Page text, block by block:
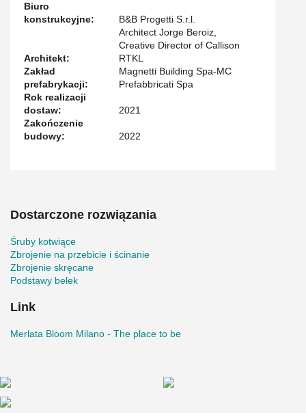
Biuro
konstrukcyjne:
B&B Progetti S.r.l.
Architekt:
Architect Jorge Beroiz,
Creative Director of Callison
RTKL
Zakład
prefabrykacji:
Magnetti Building Spa-MC
Prefabbricati Spa
Rok realizacji
dostaw:
2021
Zakończenie
budowy:
2022
Dostarczone rozwiązania
Śruby kotwiące
Zbrojenie na przebicie i ścinanie
Zbrojenie skręcane
Podstawy belek
Link
Merlata Bloom Milano - The place to be